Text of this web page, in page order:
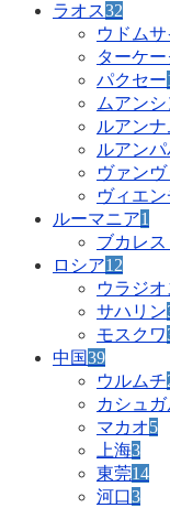
ラオス32
ウドムサ
ターケー
パクセー
ムアンシ
ルアン
ルアン
ヴァン
ヴィエ
ルーマニア1
ブカレス
ロシア12
ウラジ
サハリン
モスクワ
中国39
ウルムチ
カシュ
マカオ5
上海3
東莞14
河口3